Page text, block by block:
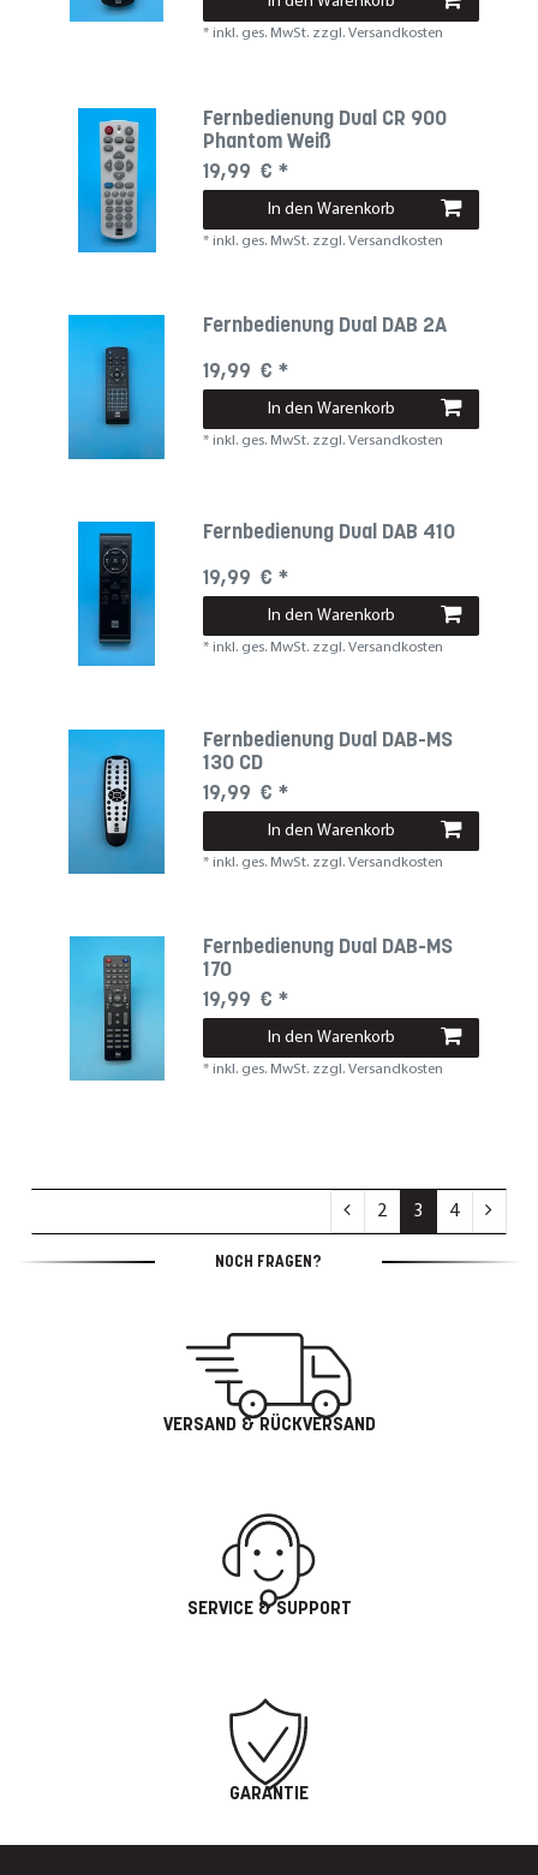
* inkl. ges. MwSt.zzgl. Versandkosten
Fernbedienung Dual CR 900
Phantom Weiß
19,99 € *
In den Warenkorb
* inkl. ges. MwSt.zzgl. Versandkosten
Fernbedienung Dual DAB 2A
19,99 € *
In den Warenkorb
* inkl. ges. MwSt.zzgl. Versandkosten
Fernbedienung Dual DAB 410
19,99 € *
In den Warenkorb
* inkl. ges. MwSt.zzgl. Versandkosten
Fernbedienung Dual DAB-MS
130 CD
19,99 € *
In den Warenkorb
* inkl. ges. MwSt.zzgl. Versandkosten
Fernbedienung Dual DAB-MS
170
19,99 € *
In den Warenkorb
* inkl. ges. MwSt.zzgl. Versandkosten
2 3 4
NOCH FRAGEN?
VERSAND & RÜCKVERSAND
SERVICE & SUPPORT
GARANTIE